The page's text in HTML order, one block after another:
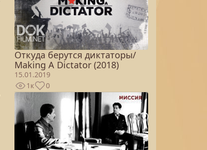
Откуда берутся диктаторы/
Making A Dictator (2018)
15.01.2019
1к
0